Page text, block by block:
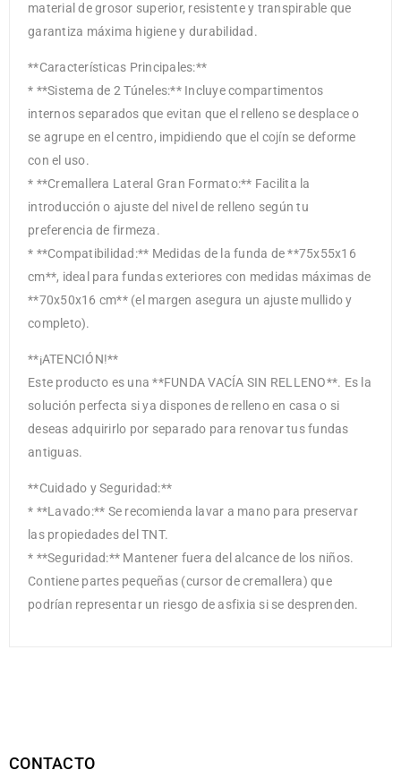
material de grosor superior, resistente y transpirable que
garantiza máxima higiene y durabilidad.
**Características Principales:**
* **Sistema de 2 Túneles:** Incluye compartimentos
internos separados que evitan que el relleno se desplace o
se agrupe en el centro, impidiendo que el cojín se deforme
con el uso.
* **Cremallera Lateral Gran Formato:** Facilita la
introducción o ajuste del nivel de relleno según tu
preferencia de firmeza.
* **Compatibilidad:** Medidas de la funda de **75x55x16
cm**, ideal para fundas exteriores con medidas máximas de
**70x50x16 cm** (el margen asegura un ajuste mullido y
completo).
**¡ATENCIÓN!**
Este producto es una **FUNDA VACÍA SIN RELLENO**. Es la
solución perfecta si ya dispones de relleno en casa o si
deseas adquirirlo por separado para renovar tus fundas
antiguas.
**Cuidado y Seguridad:**
* **Lavado:** Se recomienda lavar a mano para preservar
las propiedades del TNT.
* **Seguridad:** Mantener fuera del alcance de los niños.
Contiene partes pequeñas (cursor de cremallera) que
podrían representar un riesgo de asfixia si se desprenden.
CONTACTO